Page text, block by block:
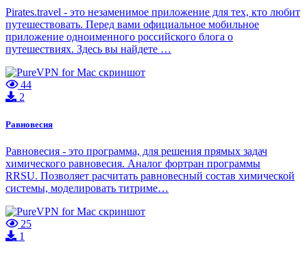
Pirates.travel - это незаменимое приложение для тех, кто любит
путешествовать. Перед вами официальное мобильное
приложение одноименного российского блога о
путешествиях. Здесь вы найдете …
44
2
Равновесия
Равновесия - это программа, для решения прямых задач
химического равновесия. Аналог фортран программы
RRSU. Позволяет расчитать равновесный состав химической
системы, моделировать титриме…
25
1